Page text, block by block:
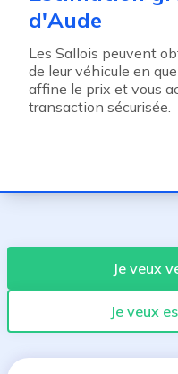
d'Aude
Les Sallois peuvent
de leur véhicule en
affine le prix et vous
transaction sécurisée.
Je veux
Je veux